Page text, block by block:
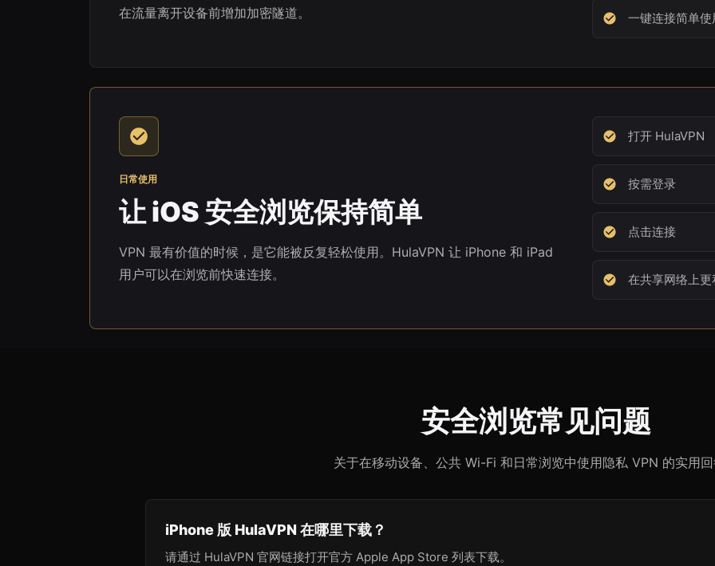
在流量离开设备前增加加密隧道。
一键连接简单使
日常使用
让 iOS 安全浏览保持简单
VPN 最有价值的时候，是它能被反复轻松使用。HulaVPN 让 iPhone 和 iPad
用户可以在浏览前快速连接。
打开 HulaVPN
按需登录
点击连接
在共享网络上
安全浏览常见问题
关于在移动设备、公共 Wi-Fi 和日常浏览中使用隐私 VPN 的实用
iPhone 版 HulaVPN 在哪里下载？
请通过 HulaVPN 官网链接打开官方 Apple App Store 列表下载。